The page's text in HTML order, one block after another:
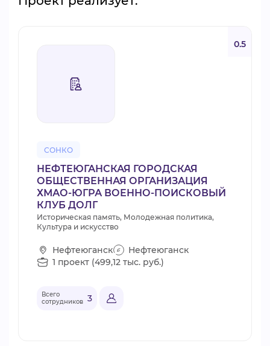
СОНКО
0.5
НЕФТЕЮГАНСКАЯ ГОРОДСКАЯ
ОБЩЕСТВЕННАЯ ОРГАНИЗАЦИЯ
ХМАО-ЮГРА ВОЕННО-ПОИСКОВЫЙ
КЛУБ ДОЛГ
Историческая память, Молодежная политика,
Культура и искусство
Нефтеюганск
Нефтеюганск
1 проект (499,12 тыс. руб.)
Всего
сотрудников 3